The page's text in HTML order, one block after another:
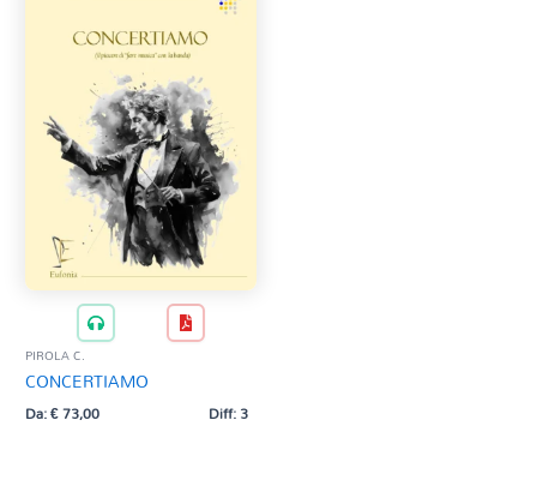
Natale
QR base
QR esecuzione
Trascrizioni e Arrangiamenti
PIROLA C.
CONCERTIAMO
Da:€73,00 Diff: 3